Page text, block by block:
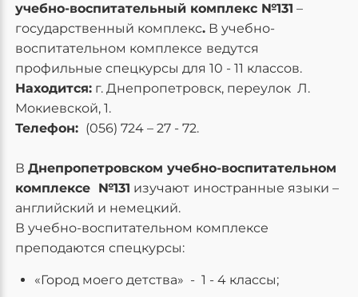
учебно-воспитательный комплекс №131 –
государственный комплекс. В учебно-
воспитательном комплексе ведутся
профильные спецкурсы для 10 - 11 классов.
Находится: г. Днепропетровск, переулок Л.
Мокиевской, 1.
Телефон: (056) 724 – 27 - 72.
В Днепропетровском учебно-воспитательном
комплексе №131 изучают иностранные языки –
английский и немецкий.
В учебно-воспитательном комплексе
преподаются спецкурсы:
«Город моего детства» - 1 - 4 классы;